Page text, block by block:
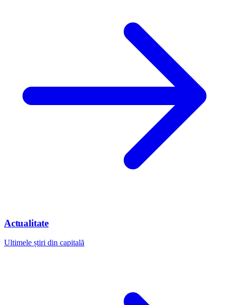
Actualitate
Ultimele știri din capitală